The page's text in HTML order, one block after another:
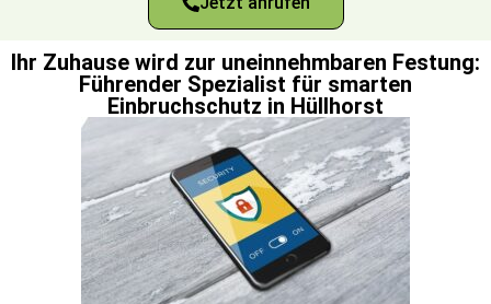
Ihr Zuhause wird zur uneinnehmbaren Festung:
Führender Spezialist für smarten
Einbruchschutz in Hüllhorst